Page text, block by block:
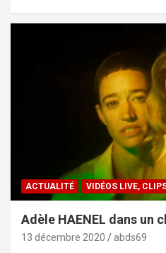
ACTUALITÉ VIDÉOS LIVE,
Adèle HAENEL dans un
13 décembre 2020 abds69